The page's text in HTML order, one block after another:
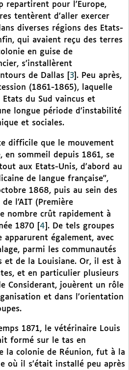
repartirent pour l’Europe,
tentèrent d’aller exercer
diverses régions des Etats-
qui avaient reçu des terres
en guise de
s’installèrent
de Dallas
3 . Peu après,
(1861-1865), laquelle
du Sud vaincus et
longue période d’instabilité
et sociales.
difficile que le mouvement
en sommeil depuis 1861, se
aux Etats-Unis, d’abord au
de langue française",
1868, puis au sein des
l’AIT (Première
nombre crût rapidement à
1870
4 . De tels groupes
apparurent également, avec
parmi les communautés
et de la Louisiane. Or, il est à
et en particulier plusieurs
Considerant, jouèrent un rôle
et dans l’orientation
1871, le vétérinaire Louis
formé sur le tas en
la colonie de Réunion, fut à la
où il s’était installé peu après